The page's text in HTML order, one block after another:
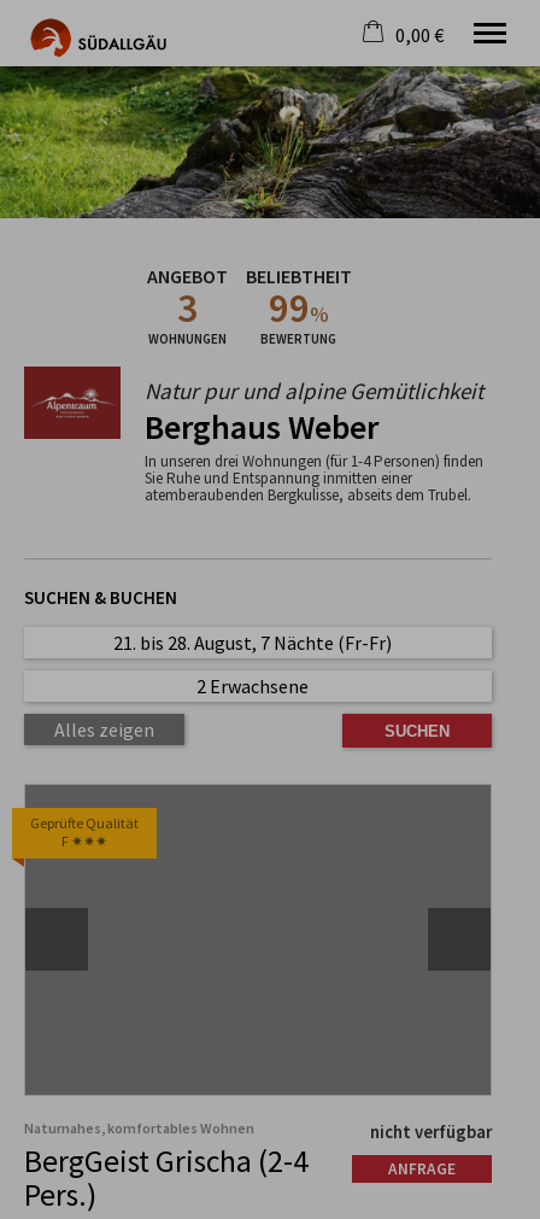
Die schönste Seite im Allgäu
Aktuell
Destination
Gastgeber
Jobs
0,00 €
×
Warenkorb ist leer
Natur pur und alpine Gemütlichkeit
Berghaus Weber
In unseren drei Wohnungen (für 1-4 Personen) finden
Sie Ruhe und Entspannung inmitten einer
atemberaubenden Bergkulisse, abseits dem Trubel.
ANGEBOT
3
WOHNUNGEN
BELIEBTHEIT
99%
BEWERTUNG
SUCHEN & BUCHEN
21. bis 28. August, 7 Nächte (Fr-Fr)
2 Erwachsene
Alles zeigen
Geprüfte Qualität
F ✷✷✷
Naturnahes, komfortables Wohnen
BergGeist Grischa (2-4
Pers.)
nicht verfügbar
ANFRAGE